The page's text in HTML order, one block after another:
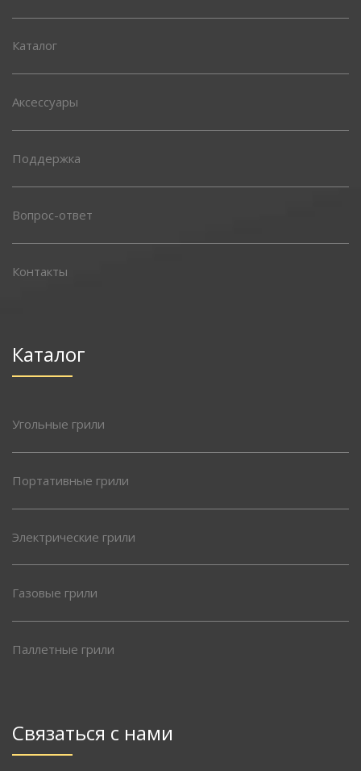
Каталог
Аксессуары
Поддержка
Вопрос-ответ
Контакты
Каталог
Угольные грили
Портативные грили
Электрические грили
Газовые грили
Паллетные грили
Связаться с нами